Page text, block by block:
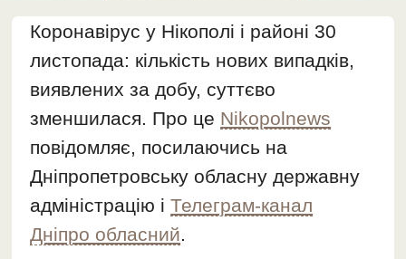
Коронавірус у Нікополі і районі 30
листопада: кількість нових випадків,
виявлених за добу, суттєво
зменшилася. Про це Nikopolnews
повідомляє, посилаючись на
Дніпропетровську обласну державну
адміністрацію іТелеграм-канал
Дніпро обласний.